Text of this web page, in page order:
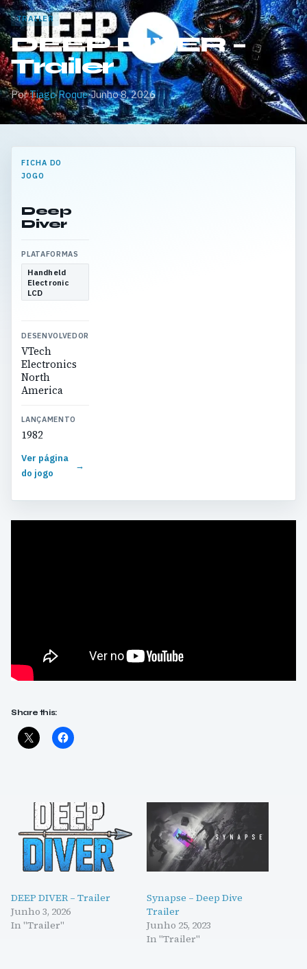
TRAILER
DEEP DIVER –
Trailer
PorTiago Roque·Junho 8, 2026
FICHA DO
JOGO
Deep
Diver
PLATAFORMAS
Handheld
Electronic
LCD
DESENVOLVEDOR
VTech
Electronics
North
America
LANÇAMENTO
1982
Ver página
do jogo
→
Share this:
DEEP DIVER – Trailer
Junho 3, 2026
In "Trailer"
Synapse – Deep Dive
Trailer
Junho 25, 2023
In "Trailer"